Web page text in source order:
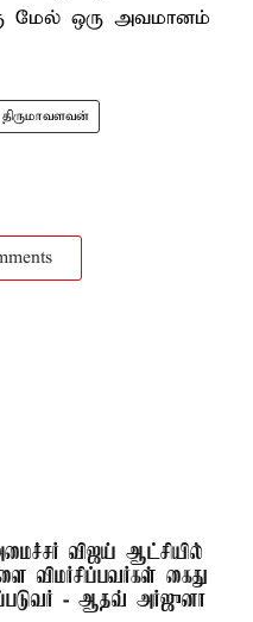
மேல் ஒரு அவமானம்
திருமாவளவன்
விஜய் ஆட்சியில்
விமர்சிப்பவர்கள் கைது
- ஆதவ் அர்ஜுனா